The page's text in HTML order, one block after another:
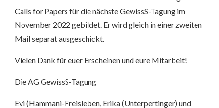
Calls for Papers für die nächste GewissS-Tagung im
November 2022 gebildet. Er wird gleich in einer zweiten
Mail separat ausgeschickt.
Vielen Dank für euer Erscheinen und eure Mitarbeit!
Die AG GewissS-Tagung
Evi (Hammani-Freisleben, Erika (Unterpertinger) und